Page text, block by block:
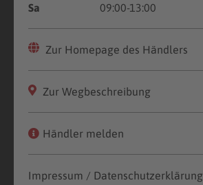
Sa
09:00-13:00
Zur Homepage des Händlers
Zur Wegbeschreibung
Händler melden
Impressum / Datenschutzerklärung